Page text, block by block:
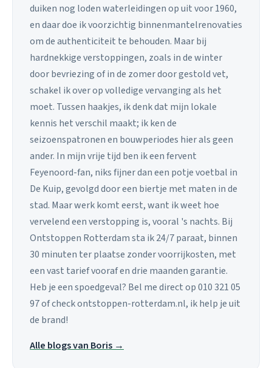
duiken nog loden waterleidingen op uit voor 1960,
en daar doe ik voorzichtig binnenmantelrenovaties
om de authenticiteit te behouden. Maar bij
hardnekkige verstoppingen, zoals in de winter
door bevriezing of in de zomer door gestold vet,
schakel ik over op volledige vervanging als het
moet. Tussen haakjes, ik denk dat mijn lokale
kennis het verschil maakt; ik ken de
seizoenspatronen en bouwperiodes hier als geen
ander. In mijn vrije tijd ben ik een fervent
Feyenoord-fan, niks fijner dan een potje voetbal in
De Kuip, gevolgd door een biertje met maten in de
stad. Maar werk komt eerst, want ik weet hoe
vervelend een verstopping is, vooral 's nachts. Bij
Ontstoppen Rotterdam sta ik 24/7 paraat, binnen
30 minuten ter plaatse zonder voorrijkosten, met
een vast tarief vooraf en drie maanden garantie.
Heb je een spoedgeval? Bel me direct op 010 321 05
97 of check ontstoppen-rotterdam.nl, ik help je uit
de brand!
Alle blogs van Boris →